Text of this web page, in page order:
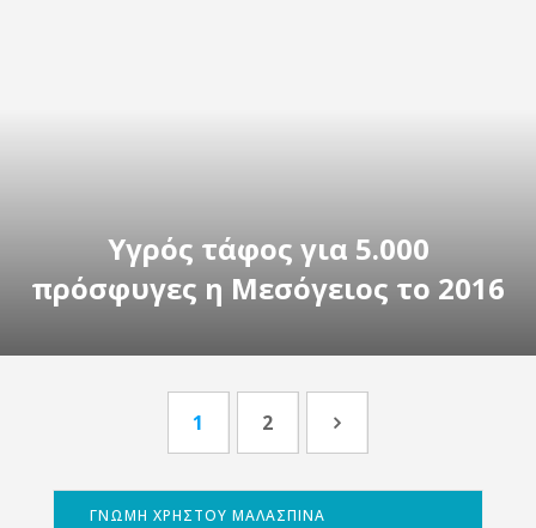
Υγρός τάφος για 5.000
πρόσφυγες η Μεσόγειος το 2016
1 2
ΓΝΩΜΗ ΧΡΗΣΤΟΥ ΜΑΛΑΣΠΙΝΑ